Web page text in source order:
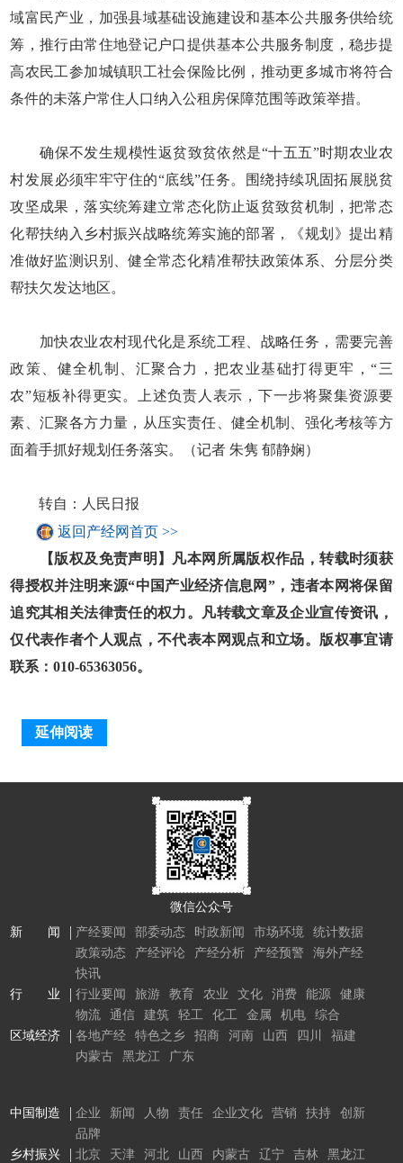
域富民产业，加强县域基础设施建设和基本公共服务供给统
筹，推行由常住地登记户口提供基本公共服务制度，稳步提
高农民工参加城镇职工社会保险比例，推动更多城市将符合
条件的未落户常住人口纳入公租房保障范围等政策举措。
确保不发生规模性返贫致贫依然是“十五五”时期农业农
村发展必须牢牢守住的“底线”任务。围绕持续巩固拓展脱贫
攻坚成果，落实统筹建立常态化防止返贫致贫机制，把常态
化帮扶纳入乡村振兴战略统筹实施的部署，《规划》提出精
准做好监测识别、健全常态化精准帮扶政策体系、分层分类
帮扶欠发达地区。
加快农业农村现代化是系统工程、战略任务，需要完善
政策、健全机制、汇聚合力，把农业基础打得更牢，“三
农”短板补得更实。上述负责人表示，下一步将聚集资源要
素、汇聚各方力量，从压实责任、健全机制、强化考核等方
面着手抓好规划任务落实。（记者 朱隽 郁静娴）
转自：人民日报
返回产经网首页 >>
【版权及免责声明】凡本网所属版权作品，转载时须获
得授权并注明来源“中国产业经济信息网”，违者本网将保留
追究其相关法律责任的权力。凡转载文章及企业宣传资讯，
仅代表作者个人观点，不代表本网观点和立场。版权事宜请
联系：010-65363056。
延伸阅读
微信公众号
新 闻
产经要闻 部委动态 时政新闻 市场环境
统计数据
政策动态
产经评论 产经分析 产经预警
海外产经
快讯
行 业
行业要闻 旅游 教育 农业 文化 消费 能源
健康
物流
通信 建筑 轻工 化工 金属 机电
综合
区域经济
各地产经 特色之乡 招商 河南 山西 四川
福建
内蒙古
黑龙江 广东
中国制造 企业 新闻 人物 责任 企业文化 营销 扶持
创新
品牌
乡村振兴
北京 天津 河北 山西 内蒙古 辽宁 吉林 黑龙江